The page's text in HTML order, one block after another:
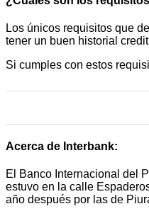
Los únicos requisitos que
tener un buen historial
Si cumples con estos
Acerca de Interbank:
El Banco Internacional del
estuvo en la calle
año después por las de